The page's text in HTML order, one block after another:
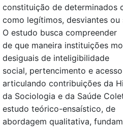
constituição de determinados
como legítimos, desviantes
O estudo busca compreender
de que maneira instituições
desiguais de inteligibilidade
social, pertencimento e
articulando contribuições da
da Sociologia e da Saúde
estudo teórico-ensaístico, de
abordagem qualitativa,